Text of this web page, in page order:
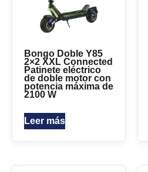
Bongo Doble Y85
2×2 XXL Connected
Patinete eléctrico
de doble motor con
potencia máxima de
2100 W
Leer más